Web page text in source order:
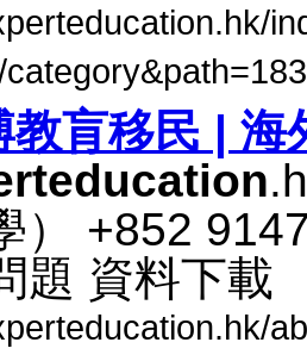
教​肓​移民 |
） +852
題 資料​下​載